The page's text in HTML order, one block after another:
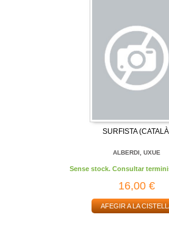
SURFISTA
ALBERDI, UXUE
Sense stock. Consultar
16,00 €
AFEGIR A LA